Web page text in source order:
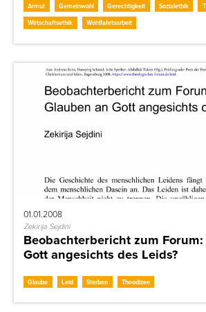
Armut Gemeinwohl Gerechtigkeit Sozialethik
Wirtschaftsethik
Wohlfahrtsarbeit
01.01.2008
Zekirija Sejdini
Beobachterbericht zum
Gott angesichts des Leids?
Glaube Leid Sterben Theodizee